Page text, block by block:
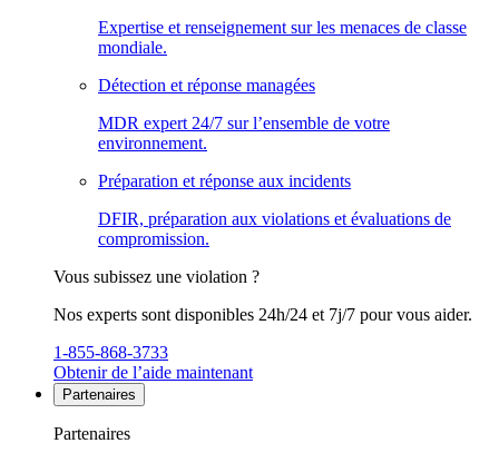
Expertise et renseignement sur les menaces de classe
mondiale.
Détection et réponse managées
MDR expert 24/7 sur l’ensemble de votre
environnement.
Préparation et réponse aux incidents
DFIR, préparation aux violations et évaluations de
compromission.
Vous subissez une violation ?
Nos experts sont disponibles 24h/24 et 7j/7 pour vous aider.
1-855-868-3733
Obtenir de l’aide maintenant
Partenaires
Partenaires